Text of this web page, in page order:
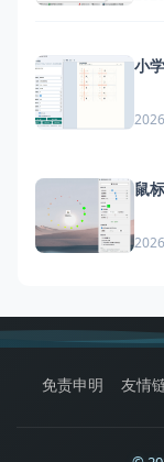
小
鼠
免责申明 友情